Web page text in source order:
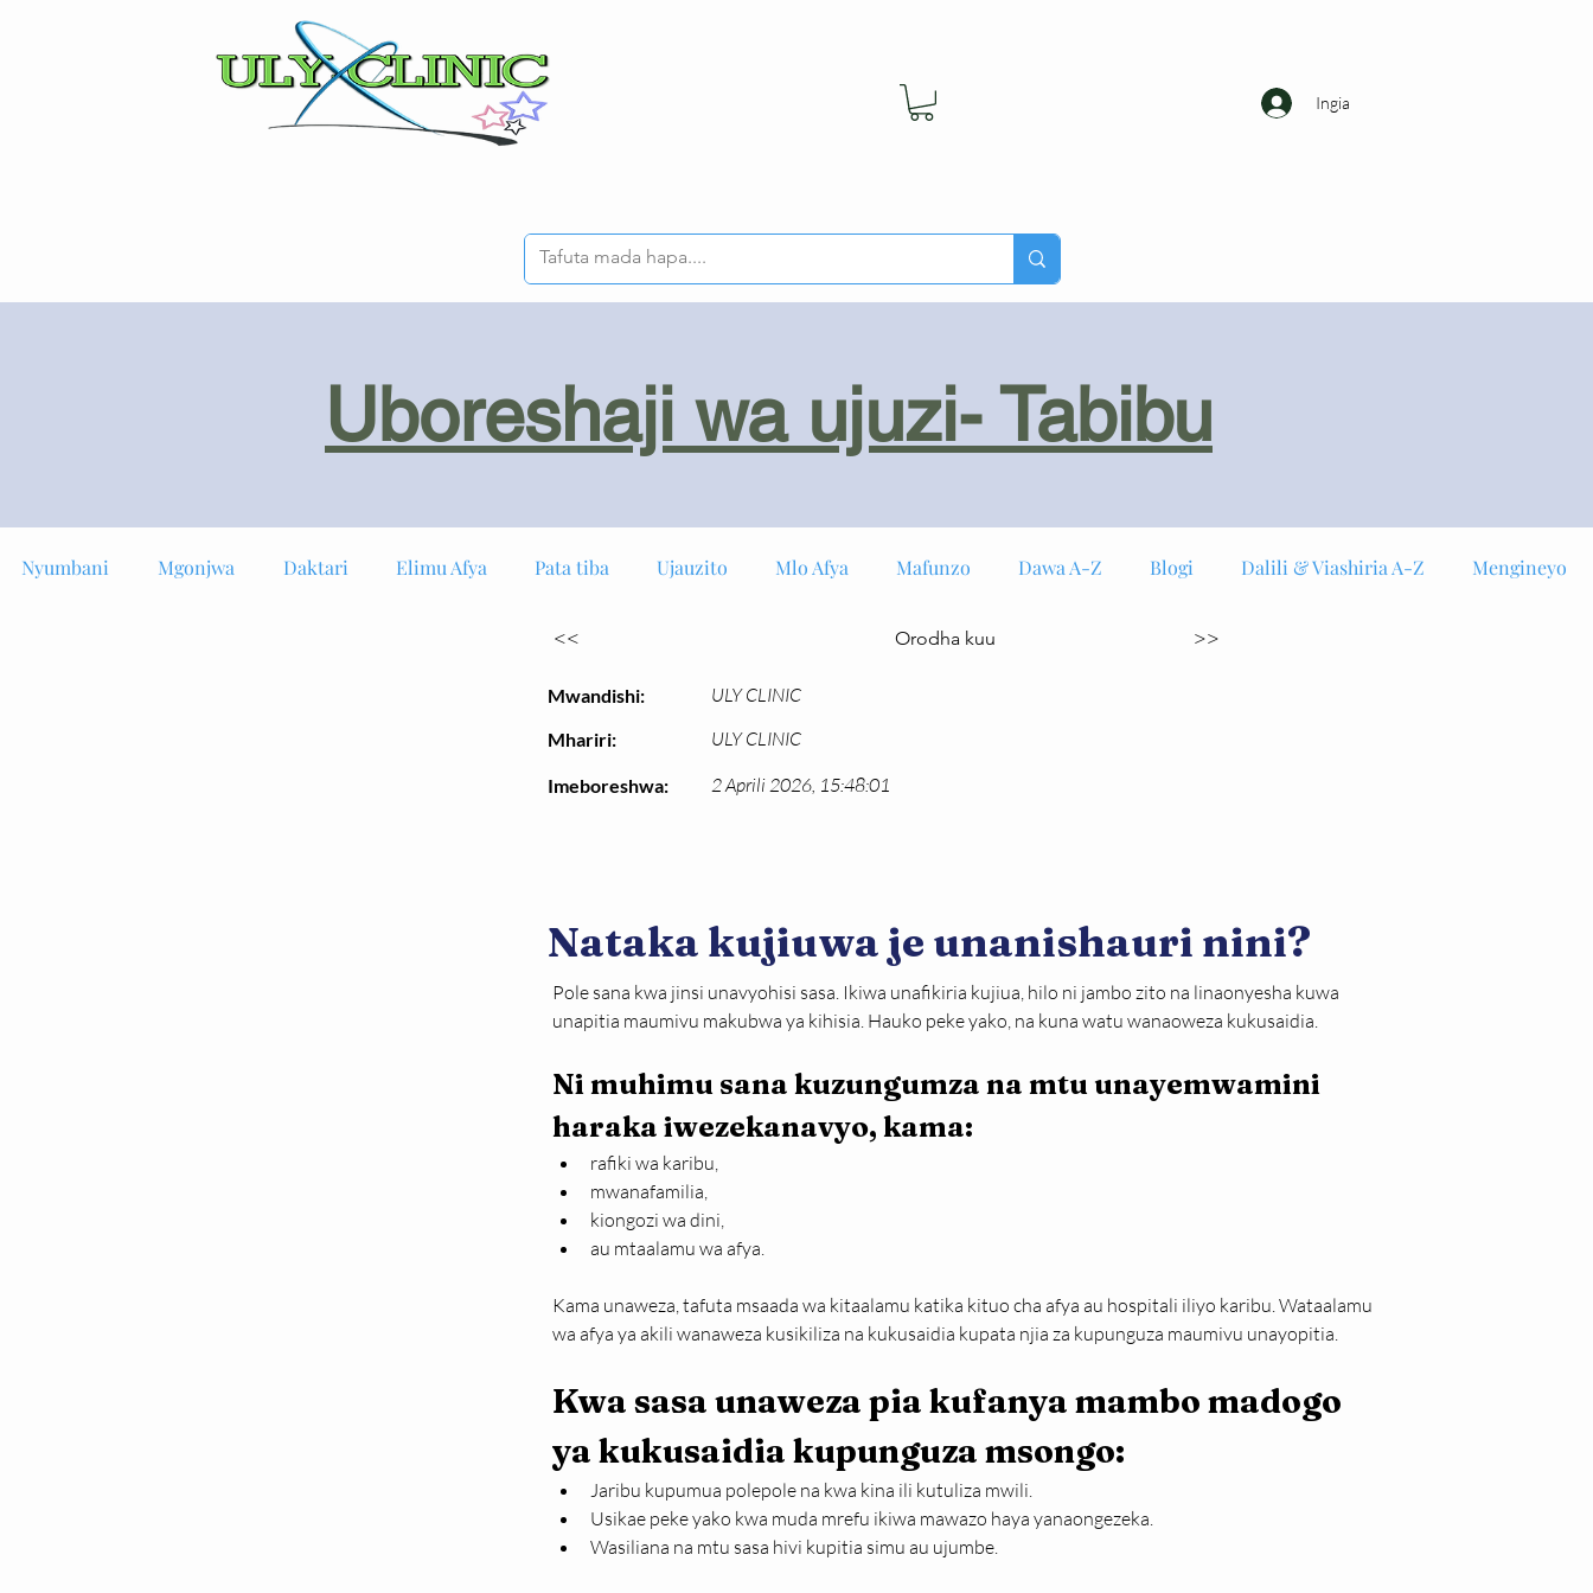
Ingia
Uboreshaji wa ujuzi- Tabibu
Nyumbani Mgonjwa Daktari Elimu Afya Pata tiba Ujauzito Mlo Afya Mafunzo Dawa A-Z Blogi Dalili & Viashiria A-Z Mengineyo
<<
Mwandishi:
Mhariri:
Imeboreshwa:
Orodha kuu >>
ULY CLINIC
ULY CLINIC
2 Aprili 2026, 15:48:01
Nataka kujiuwa je unanishauri nini?
Pole sana kwa jinsi unavyohisi sasa. Ikiwa unafikiria kujiua, hilo ni jambo zito na linaonyesha kuwa
unapitia maumivu makubwa ya kihisia. Hauko peke yako, na kuna watu wanaoweza kukusaidia.
Ni muhimu sana kuzungumza na mtu unayemwamini
haraka iwezekanavyo, kama:
rafiki wa karibu,
mwanafamilia,
kiongozi wa dini,
au mtaalamu wa afya.
Kama unaweza, tafuta msaada wa kitaalamu katika kituo cha afya au hospitali iliyo karibu. Wataalamu
wa afya ya akili wanaweza kusikiliza na kukusaidia kupata njia za kupunguza maumivu unayopitia.
Kwa sasa unaweza pia kufanya mambo madogo
ya kukusaidia kupunguza msongo:
Jaribu kupumua polepole na kwa kina ili kutuliza mwili.
Usikae peke yako kwa muda mrefu ikiwa mawazo haya yanaongezeka.
Wasiliana na mtu sasa hivi kupitia simu au ujumbe.